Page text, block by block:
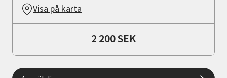
Visa på karta
2 200 SEK